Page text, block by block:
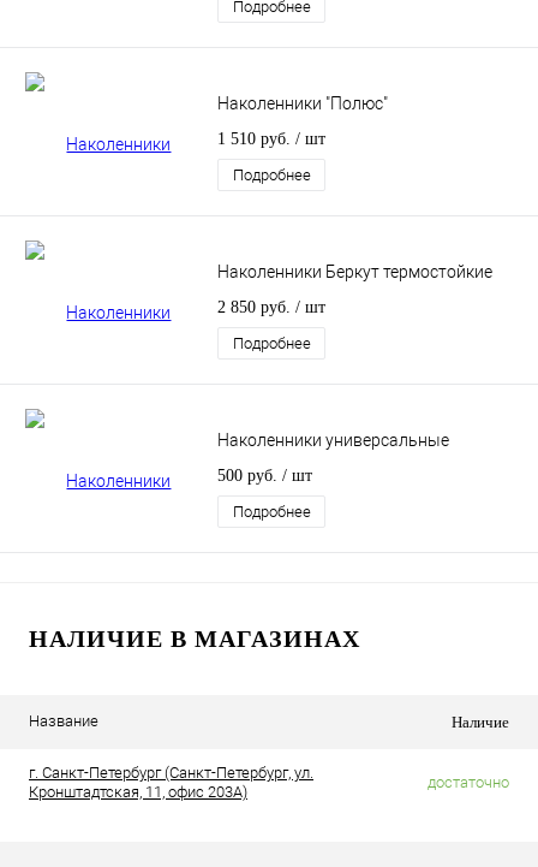
Подробнее
Наколенники "Полюс"
1 510 руб. / шт
Подробнее
Наколенники Беркут термостойкие
2 850 руб. / шт
Подробнее
Наколенники универсальные
500 руб. / шт
Подробнее
НАЛИЧИЕ В МАГАЗИНАХ
Название Наличие
г. Санкт-Петербург (Санкт-Петербург, ул.
Кронштадтская, 11, офис 203А)
достаточно